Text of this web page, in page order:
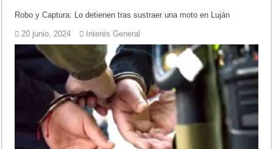
Robo y Captura: Lo detienen tras sustraer una moto en Luján
20 junio, 2024 Interés General